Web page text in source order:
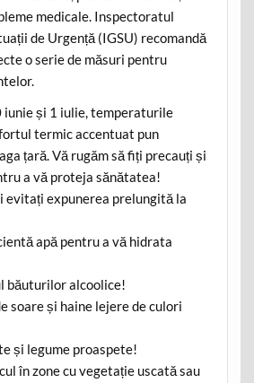
medicale. Inspectoratul
de Urgență (IGSU) recomandă
o serie de măsuri pentru
iunie și 1 iulie, temperaturile
termic accentuat pun
țară. Vă rugăm să fiți precauți și
a vă proteja sănătatea!
evitați expunerea prelungită la
apă pentru a vă hidrata
băuturilor alcoolice!
soare și haine lejere de culori
și legume proaspete!
în zone cu vegetație uscată sau